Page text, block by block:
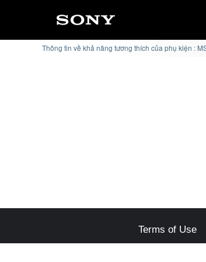
Thông tin về khả năng tương thích của phụ kiện :
Terms of Use